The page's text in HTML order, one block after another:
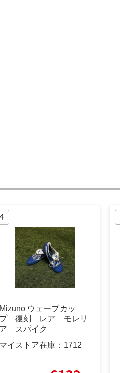
Mizuno ウェーブカッ
プ 復刻 レア モレリ
ア スパイク
マイストア在庫： 1712